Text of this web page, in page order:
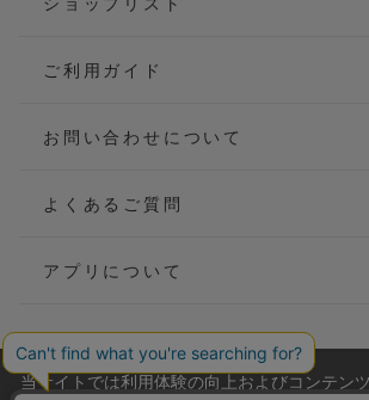
ご利用ガイド
お問い合わせについて
よくあるご質問
アプリについて
当サイトでは利用体験の向上およびコンテン